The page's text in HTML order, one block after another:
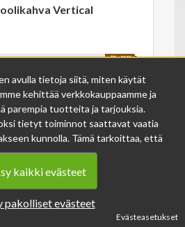
Vertical
Varastossa
Katiska Oy
31
Evijärvi
avulla tietoja siitä, miten käytät
kehittää verkkokauppaamme ja
parempia tuotteita ja tarjouksia.
tietyt toiminnot saattavat vaatia
kunnolla. Tämä tarkoittaa, että
tiedot voivat kertyä,
evästeiden käytön. Näitä tietoja
parantamiseen, eikä niistä
milloin tahansa sivun
kaikki evästeet
pakolliset evästeet
Evästeasetukset